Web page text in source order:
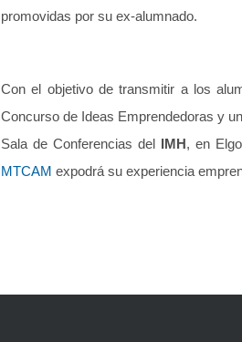
promovidas por su ex-alumnado.
Con el objetivo de transmitir a los
Concurso de Ideas Emprendedoras y
Sala de Conferencias del IMH, en
MTCAM expodrá su experiencia